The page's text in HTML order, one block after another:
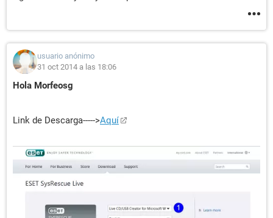
usuario anónimo
31 oct 2014 a las 18:06
Hola Morfeosg
Link de Descarga----->Aquí